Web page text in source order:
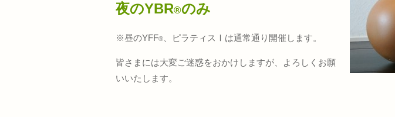
夜のYBR®のみ
※昼のYFF® 、ピラティスⅠは通常通り開催します。
皆さまには大変ご迷惑をおかけしますが、よろしくお願
いいたします。